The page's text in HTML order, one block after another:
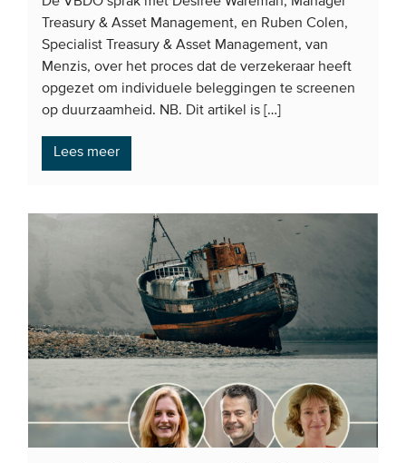
Treasury & Asset Management, en Ruben Colen,
Specialist Treasury & Asset Management, van
Menzis, over het proces dat de verzekeraar heeft
opgezet om individuele beleggingen te screenen
op duurzaamheid. NB. Dit artikel is […]
Lees meer